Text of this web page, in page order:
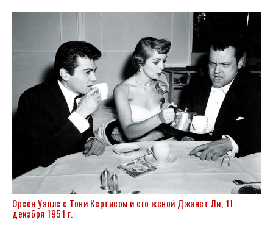
Орсон Уэллс с Тони Кертисом и его женой Джанет Ли, 11
декабря 1951 г.